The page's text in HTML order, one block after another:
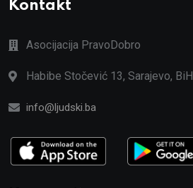
Kontakt
Asocijacija PravoDobro
Habibe Stočević 13, Sarajevo, BiH
info@ljudski.ba